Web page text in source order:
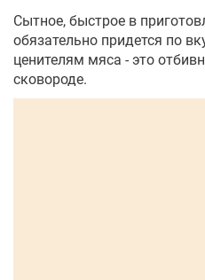
Сытное, быстрое в
обязательно придется по
ценителям мяса - это
сковороде.